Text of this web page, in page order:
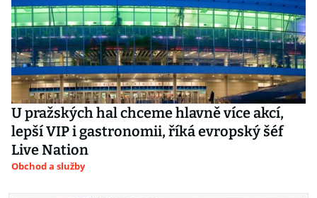
U pražských hal chceme hlavně více akcí,
lepší VIP i gastronomii, říká evropský šéf
Live Nation
Obchod a služby